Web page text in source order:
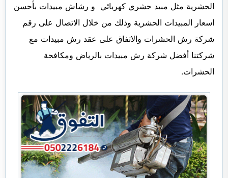
الحشرية مثل مبيد حشري كهربائي و رشاش مبيدات بأحسن
اسعار المبيدات الحشرية وذلك من خلال الاتصال على رقم
شركة رش الحشرات والاتفاق على عقد رش مبيدات مع
شركتنا أفضل شركة رش مبيدات بالرياض ومكافحة
الحشرات.